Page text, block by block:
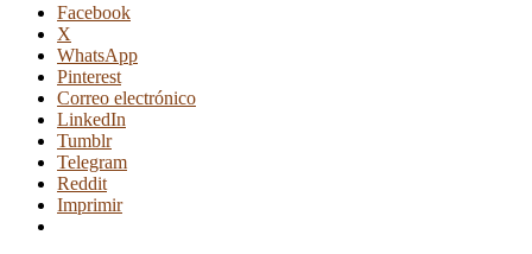
Facebook
X
WhatsApp
Pinterest
Correo electrónico
LinkedIn
Tumblr
Telegram
Reddit
Imprimir